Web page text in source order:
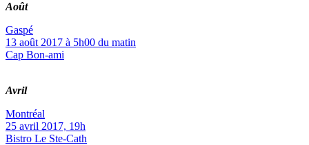
Août
Gaspé
13 août 2017 à 5h00 du matin
Cap Bon-ami
Avril
Montréal
25 avril 2017, 19h
Bistro Le Ste-Cath